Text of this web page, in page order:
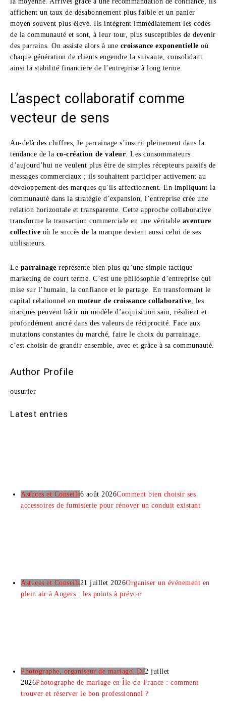
affichent un taux de désabonnement plus faible et un panier
moyen souvent plus élevé. Ils intègrent immédiatement les codes
de la communauté et sont, à leur tour, plus susceptibles de devenir
des parrains. On assiste alors à une croissance exponentielle où
chaque génération de clients engendre la suivante, consolidant
ainsi la stabilité financière de l’entreprise à long terme.
L’aspect collaboratif comme
vecteur de sens
Au-delà des chiffres, le parrainage s’inscrit pleinement dans la
tendance de la co-création de valeur. Les consommateurs
d’aujourd’hui ne veulent plus être de simples récepteurs passifs de
messages commerciaux ; ils souhaitent participer activement au
développement des marques qu’ils affectionnent. En impliquant la
communauté dans la stratégie d’expansion, l’entreprise crée une
relation horizontale et transparente. Cette approche collaborative
transforme la transaction commerciale en une véritable aventure
collective où le succès de la marque devient aussi celui de ses
utilisateurs.
Le parrainage représente bien plus qu’une simple tactique
marketing de court terme. C’est une philosophie d’entreprise qui
mise sur l’humain, la confiance et le partage. En transformant le
capital relationnel en moteur de croissance collaborative, les
marques peuvent bâtir un modèle d’acquisition sain, résilient et
profondément ancré dans des valeurs de réciprocité. Face aux
mutations constantes du marché, faire le choix du parrainage,
c’est choisir de grandir ensemble, avec et grâce à sa communauté.
Author Profile
ousurfer
Latest entries
Astuces et Conseils6 août 2026Comment bien choisir ses
accessoires de fumisterie pour rénover un conduit existant
Astuces et Conseils21 juillet 2026Organiser un événement en
plein air à Angers : les points à prévoir
Photographe, organiseur de mariage, DJ2 juillet
2026Photographe de mariage en Île-de-France : comment
trouver et réserver le bon professionnel ?